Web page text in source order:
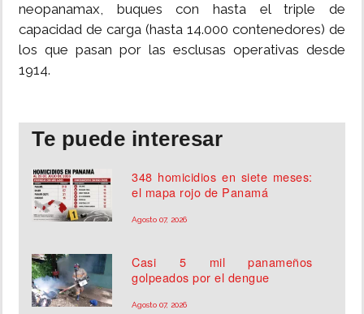
neopanamax, buques con hasta el triple de
capacidad de carga (hasta 14.000 contenedores) de
los que pasan por las esclusas operativas desde
1914.
Te puede interesar
348 homicidios en siete meses:
el mapa rojo de Panamá
Agosto 07, 2026
Casi 5 mil panameños
golpeados por el dengue
Agosto 07, 2026